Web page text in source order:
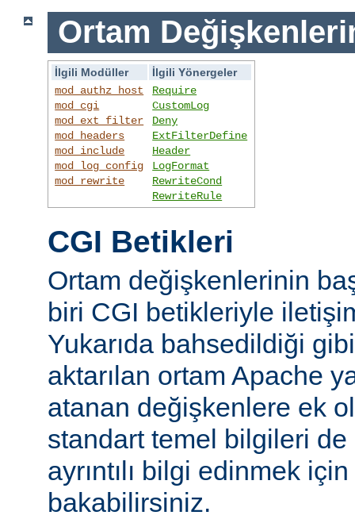
Ortam
İlgili Modüller
İlgili Yönergeler
mod_authz_host
mod_cgi
mod_ext_filter
mod_headers
mod_include
mod_log_config
mod_rewrite
Require
CustomLog
Deny
ExtFilterDefine
Header
LogFormat
RewriteCond
RewriteRule
CGI Betikleri
Ortam değişkenlerinin
biri CGI betikleriyle
Yukarıda bahsedildiği
aktarılan ortam Apache
atanan değişkenlere ek
standart temel bilgileri
ayrıntılı bilgi edinmek için
bakabilirsiniz.